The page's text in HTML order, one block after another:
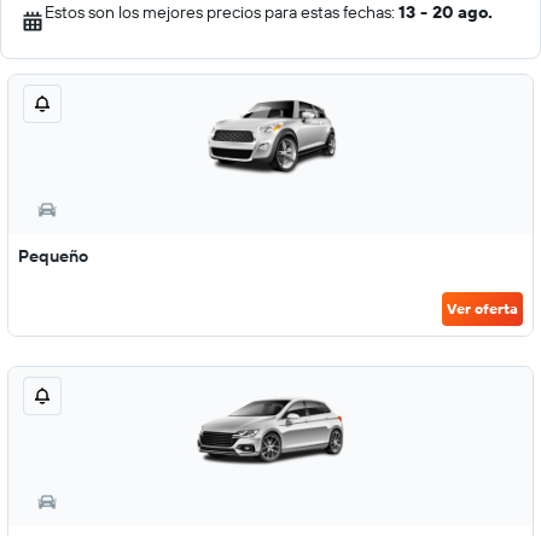
Estos son los mejores precios para estas fechas: 13 - 20 ago.
Pequeño
Ver oferta